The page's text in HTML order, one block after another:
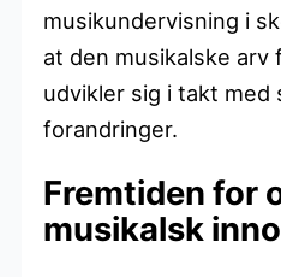
musikundervisning i
at den musikalske
udvikler sig i takt med
forandringer.
Fremtiden for
musikalsk